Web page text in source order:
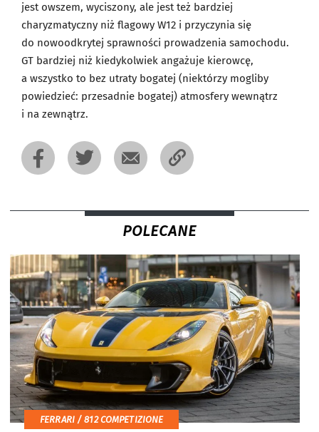
jest owszem, wyciszony, ale jest też bardziej
charyzmatyczny niż flagowy W12 i przyczynia się
do nowoodkrytej sprawności prowadzenia samochodu.
GT bardziej niż kiedykolwiek angażuje kierowcę,
a wszystko to bez utraty bogatej (niektórzy mogliby
powiedzieć: przesadnie bogatej) atmosfery wewnątrz
i na zewnątrz.
POLECANE
FERRARI / 812 COMPETIZIONE